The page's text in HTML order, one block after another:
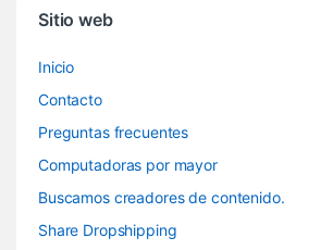
Sitio web
Inicio
Contacto
Preguntas frecuentes
Computadoras por mayor
Buscamos creadores de contenido.
Share Dropshipping